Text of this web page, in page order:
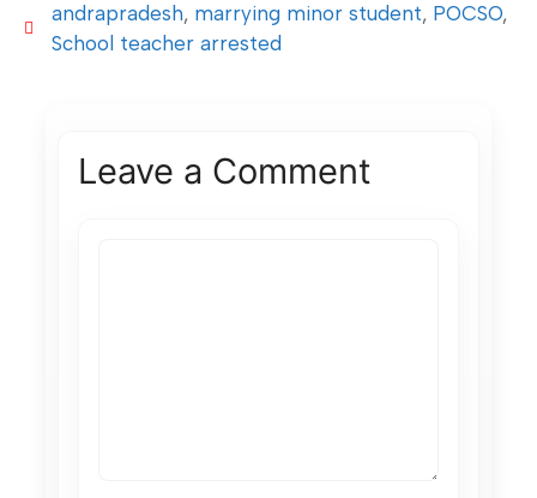
andrapradesh, marrying minor student, POCSO,
School teacher arrested
Leave a Comment